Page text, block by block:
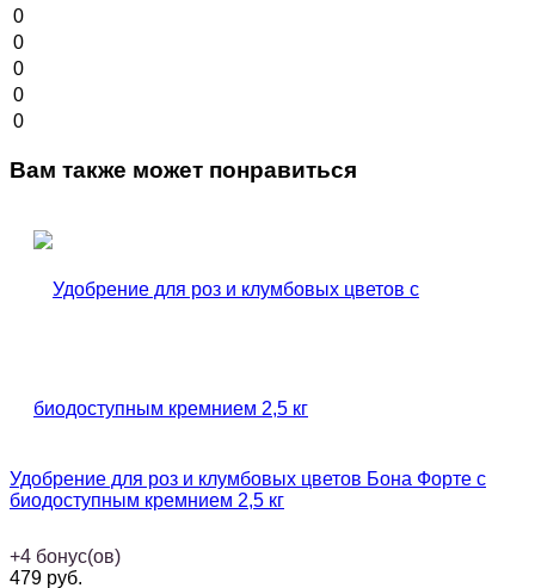
0
0
0
0
0
Вам также может понравиться
Удобрение для роз и клумбовых цветов Бона Форте с
биодоступным кремнием 2,5 кг
+4 бонус(ов)
479 руб.